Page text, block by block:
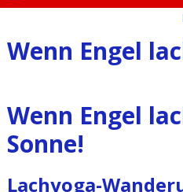
Wenn Engel
Wenn Engel
Sonne!
Lachyoga-